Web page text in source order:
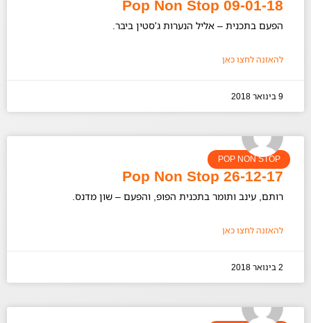
Pop Non Stop 09-01-18
הפעם בתכנית – אליל הנערות ג'סטין ביבר.
להאזנה לחצו כאן
9 בינואר 2018
POP NON STOP
Pop Non Stop 26-12-17
רותם, עינב ותומר בתכנית הפופ, והפעם – שון מדנס.
להאזנה לחצו כאן
2 בינואר 2018